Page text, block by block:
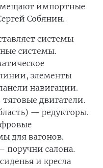
импортные
Собянин.
системы
системы.
элементы
навигации.
двигатели.
— редукторы.
для вагонов.
поручни салона.
и кресла